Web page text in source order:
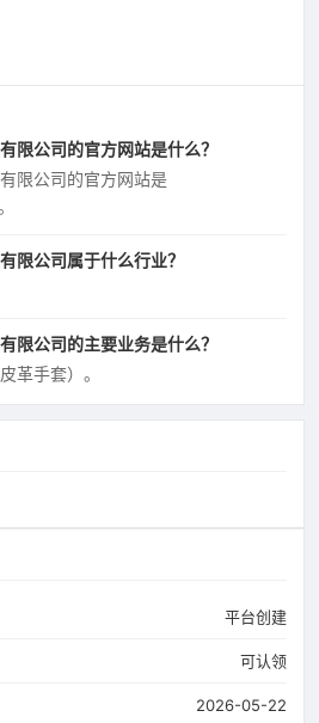
限公司的官方网站是什么？
限公司的官方网站是
限公司属于什么行业？
限公司的主要业务是什么？
革手套）。
平台创建
可认领
2026-05-22